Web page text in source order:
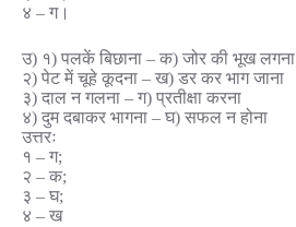
४ – ग।
उ) १) पलकें बिछाना – क) जोर की भूख लगना
२) पेट में चूहे कूदना – ख) डर कर भाग जाना
३) दाल न गलना – ग) प्रतीक्षा करना
४) दुम दबाकर भागना – घ) सफल न होना
उत्तरः
१ – ग;
२ – क;
३ – घ;
४ – ख